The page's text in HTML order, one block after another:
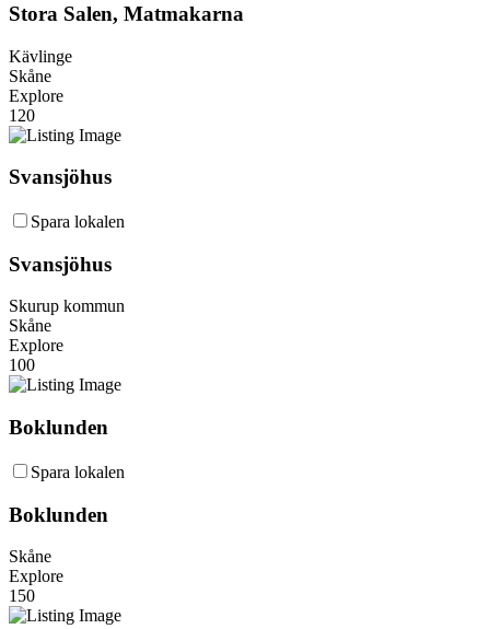
Stora Salen, Matmakarna
Kävlinge
Skåne
Explore
120
Svansjöhus
Spara lokalen
Svansjöhus
Skurup kommun
Skåne
Explore
100
Boklunden
Spara lokalen
Boklunden
Skåne
Explore
150